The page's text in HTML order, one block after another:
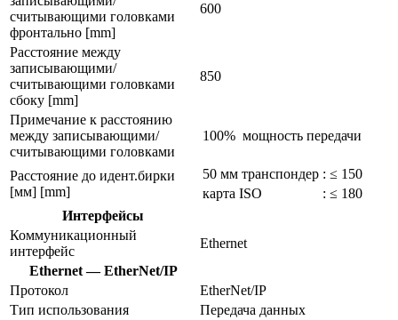
считывающими головками
фронтально [mm]
600
Расстояние между
записывающими/
считывающими головками
сбоку [mm]
850
Примечание к расстоянию
между записывающими/
считывающими головками
100% мощность передачи
Расстояние до идент.бирки
[мм] [mm]
50 мм транспондер : ≤ 150
карта ISO
: ≤ 180
Интерфейсы
Коммуникационный
интерфейс
Ethernet
Ethernet — EtherNet/IP
Протокол
EtherNet/IP
Тип использования
Передача данных